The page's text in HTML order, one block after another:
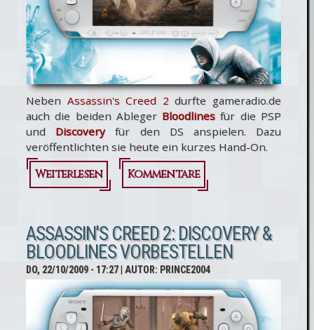
Neben Assassin's Creed 2durfte gameradio.de
auch die beiden Ableger Bloodlinesfür die PSP
und Discoveryfür den DS anspielen. Dazu
veröffentlichten sie heute ein kurzes Hand-On.
Weiterlesen
über
Assassins
Creed
Bloodlines
und
Discovery
Kommentare
ASSASSIN'S CREED 2: DISCOVERY &
BLOODLINES VORBESTELLEN
DO, 22/10/2009 - 17:27| AUTOR: PRINCE2004